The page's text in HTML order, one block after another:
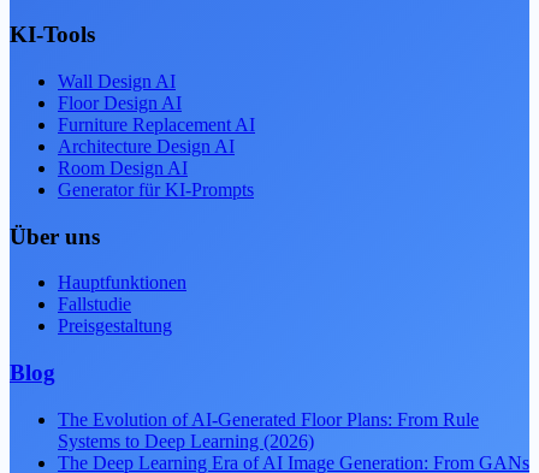
KI-Tools
Wall Design AI
Floor Design AI
Furniture Replacement AI
Architecture Design AI
Room Design AI
Generator für KI-Prompts
Über uns
Hauptfunktionen
Fallstudie
Preisgestaltung
Blog
The Evolution of AI-Generated Floor Plans: From Rule
Systems to Deep Learning (2026)
The Deep Learning Era of AI Image Generation: From GANs